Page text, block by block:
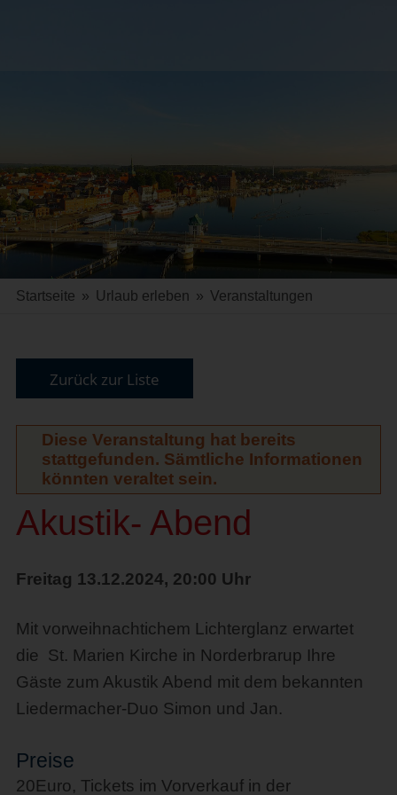
Startseite » Urlaub erleben » Veranstaltungen
Zurück zur Liste
Diese Veranstaltung hat bereits
stattgefunden. Sämtliche Informationen
könnten veraltet sein.
Akustik- Abend
Freitag 13.12.2024, 20:00 Uhr
Mit vorweihnachtichem Lichterglanz erwartet
die St. Marien Kirche in Norderbrarup Ihre
Gäste zum Akustik Abend mit dem bekannten
Liedermacher-Duo Simon und Jan.
Preise
20Euro, Tickets im Vorverkauf in der